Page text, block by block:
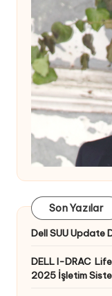
Son Yazılar
Dell SUU Update
DELL I-DRAC
2025 İşletim